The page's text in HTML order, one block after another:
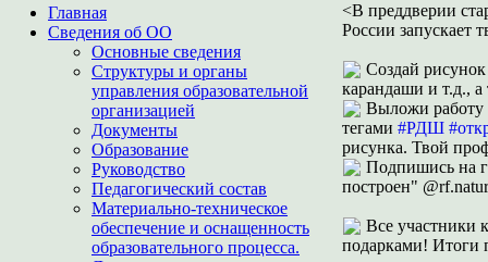
Главная
Сведения об ОО
Основные сведения
Структуры и органы
управления образовательной
организацией
Документы
Образование
Руководство
Педагогический состав
Материально-техническое
обеспечение и оснащенность
образовательного процесса.
<В преддверии
России запускает
Создай
карандаши и т.д.,
Выложи работу
тегами #РДШ
рисунка. Твой
Подпишись на
построен"
Все участники
подарками! Итоги